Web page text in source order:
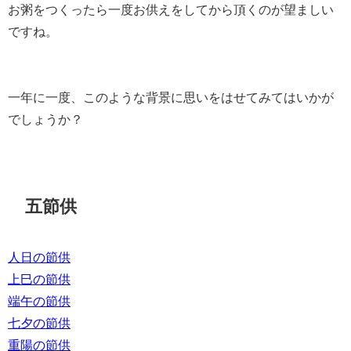
お粥をつくったら一度お供えをしてから頂くのが望ましい
ですね。
一年に一度、このような背景に思いをはせてみてはいかが
でしょうか？
五節供
人日の節供
上巳の節供
端午の節供
七夕の節供
重陽の節供